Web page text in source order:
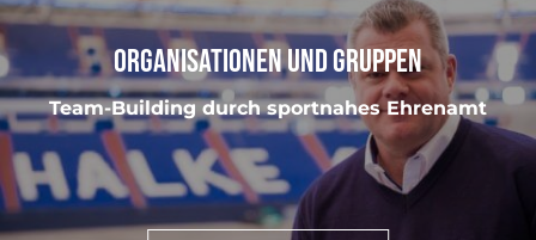
ORGANISATIONEN UND GRUPPEN
Team-Building durch sportnahes Ehrenamt